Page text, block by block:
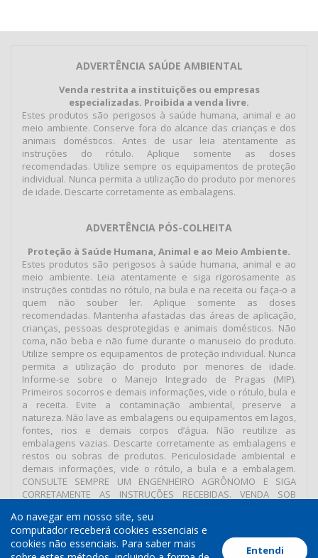
ADVERTÊNCIA SAÚDE AMBIENTAL
Venda restrita a instituições ou empresas
especializadas. Proibida a venda livre.
Estes produtos são perigosos à saúde humana, animal e ao
meio ambiente. Conserve fora do alcance das crianças e dos
animais domésticos. Antes de usar leia atentamente as
instruções do rótulo. Aplique somente as doses
recomendadas. Utilize sempre os equipamentos de proteção
individual. Nunca permita a utilização do produto por menores
de idade. Descarte corretamente as embalagens.
ADVERTÊNCIA PÓS-COLHEITA
Proteção à Saúde Humana, Animal e ao Meio Ambiente.
Estes produtos são perigosos à saúde humana, animal e ao
meio ambiente. Leia atentamente e siga rigorosamente as
instruções contidas no rótulo, na bula e na receita ou faça-o a
quem não souber ler. Aplique somente as doses
recomendadas. Mantenha afastadas das áreas de aplicação,
crianças, pessoas desprotegidas e animais domésticos. Não
coma, não beba e não fume durante o manuseio do produto.
Utilize sempre os equipamentos de proteção individual. Nunca
permita a utilização do produto por menores de idade.
Informe-se sobre o Manejo Integrado de Pragas (MIP).
Primeiros socorros e demais informações, vide o rótulo, bula e
a receita. Evite a contaminação ambiental, preserve a
natureza. Não lave as embalagens ou equipamentos em lagos,
fontes, rios e demais corpos d’água. Não reutilize as
embalagens vazias. Descarte corretamente as embalagens e
restos ou sobras de produtos. Periculosidade ambiental e
demais informações, vide o rótulo, a bula e a embalagem.
CONSULTE SEMPRE UM ENGENHEIRO AGRÔNOMO E SIGA
CORRETAMENTE AS INSTRUÇÕES RECEBIDAS. VENDA SOB
Termos de Uso Política de Cookies Política de Privacidade
Ao navegar em nosso site, seu
computador receberá cookies essenciais e
cookies não essenciais. Para saber mais
Entendi